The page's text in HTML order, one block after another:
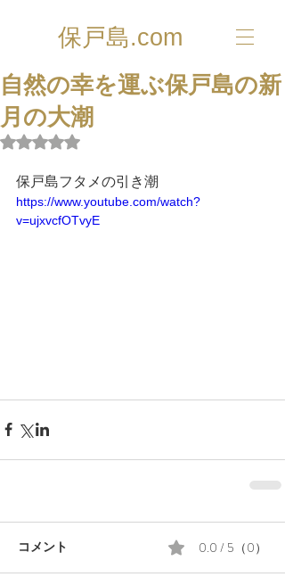
保戸島.com
自然の幸を運ぶ保戸島の新
月の大潮
5つ星のうちNaNと評価されています。
保戸島フタメの引き潮
https://www.youtube.com/watch?
v=ujxvcfOTvyE
コメント 0.0 / 5（0）